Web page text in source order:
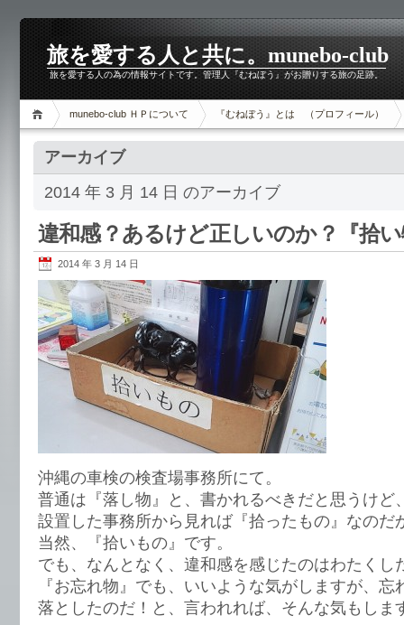
旅を愛する人と共に。munebo-club
旅を愛する人の為の情報サイトです。管理人『むねぼう』がお贈りする旅の足跡。
munebo-club ＨＰについて 『むねぼう』とは （プロフィール）
アーカイブ
2014 年 3 月 14 日 のアーカイブ
違和感？あるけど正しいのか？『拾
2014 年 3 月 14 日
沖縄の車検の検査場事務所にて。
普通は『落し物』と、書かれるべきだと思うけど
設置した事務所から見れば『拾ったもの』なのだ
当然、『拾いもの』です。
でも、なんとなく、違和感を感じたのはわたくし
『お忘れ物』でも、いいような気がしますが、忘
落としたのだ！と、言われれば、そんな気もしま